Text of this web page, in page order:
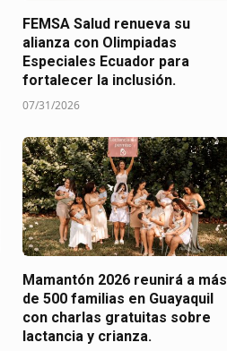
FEMSA Salud renueva su
alianza con Olimpiadas
Especiales Ecuador para
fortalecer la inclusión.
07/31/2026
Mamantón 2026 reunirá a más
de 500 familias en Guayaquil
con charlas gratuitas sobre
lactancia y crianza.